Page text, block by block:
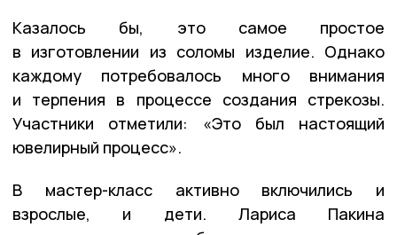
Казалось бы, это самое простое
в изготовлении из соломы изделие. Однако
каждому потребовалось много внимания
и терпения в процессе создания стрекозы.
Участники отметили: «Это был настоящий
ювелирный процесс».
В мастер-класс активно включились и
взрослые, и дети. Лариса Пакина